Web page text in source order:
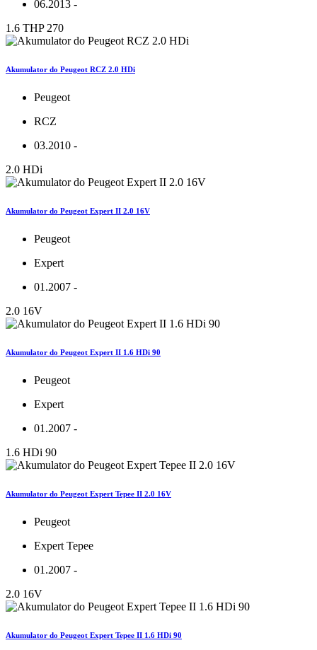
06.2013 -
1.6 THP 270
Akumulator do Peugeot RCZ 2.0 HDi
Peugeot
RCZ
03.2010 -
2.0 HDi
Akumulator do Peugeot Expert II 2.0 16V
Peugeot
Expert
01.2007 -
2.0 16V
Akumulator do Peugeot Expert II 1.6 HDi 90
Peugeot
Expert
01.2007 -
1.6 HDi 90
Akumulator do Peugeot Expert Tepee II 2.0 16V
Peugeot
Expert Tepee
01.2007 -
2.0 16V
Akumulator do Peugeot Expert Tepee II 1.6 HDi 90